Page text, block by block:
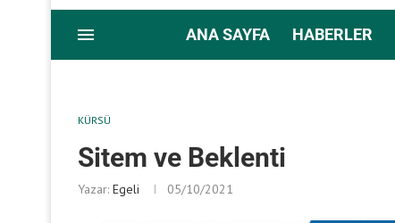
ANA SAYFA HABERLER
KÜRSÜ
Sitem ve Beklenti
Yazar: Egeli 05/10/2021